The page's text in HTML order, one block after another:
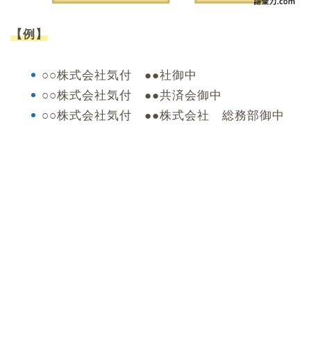
【例】
○○株式会社気付 ●●社御中
○○株式会社気付 ●●共済会御中
○○株式会社気付 ●●株式会社 総務部御中